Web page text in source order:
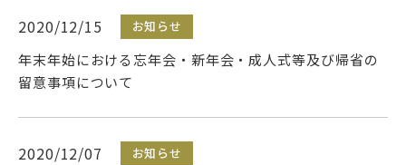
2020/12/15 お知らせ
年末年始における忘年会・新年会・成人式等及び帰省の
留意事項について
2020/12/07 お知らせ